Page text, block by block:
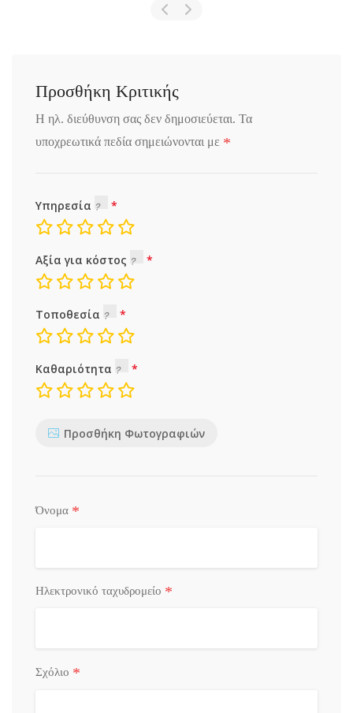
Προσθήκη Κριτικής
Η ηλ. διεύθυνση σας δεν δημοσιεύεται. Τα
υποχρεωτικά πεδία σημειώνονται με *
Υπηρεσία
Αξία για κόστος
Τοποθεσία
Καθαριότητα
Προσθήκη Φωτογραφιών
Όνομα *
Ηλεκτρονικό ταχυδρομείο *
Σχόλιο *